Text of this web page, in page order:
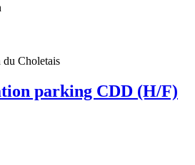
Choletais
parking CDD (H/F)